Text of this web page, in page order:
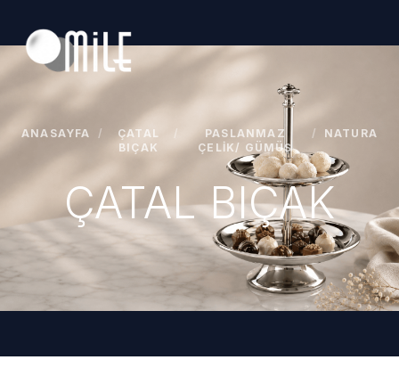
ANASAYFA /
ÇATAL
BIÇAK
/
PASLANMAZ
ÇELIK/ GÜMÜŞ
/ NATURA
ÇATAL BIÇAK